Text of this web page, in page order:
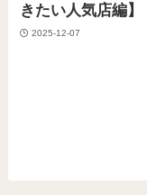
きたい人気店編】
2025-12-07